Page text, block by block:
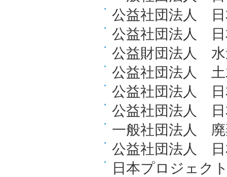
公益社団法人 日
公益社団法人 日
公益財団法人 水
公益社団法人 土
公益社団法人 日
公益社団法人 日
一般社団法人 廃
公益社団法人 日
日本プロジェク